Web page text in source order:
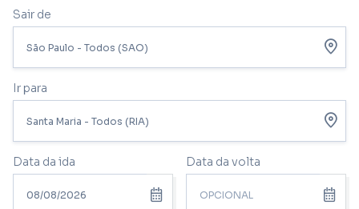
Sair de
Ir para
Data da ida Data da volta